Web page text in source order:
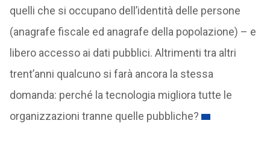
quelli che si occupano dell’identità delle persone
(anagrafe fiscale ed anagrafe della popolazione) – e
libero accesso ai dati pubblici. Altrimenti tra altri
trent’anni qualcuno si farà ancora la stessa
domanda: perché la tecnologia migliora tutte le
organizzazioni tranne quelle pubbliche?